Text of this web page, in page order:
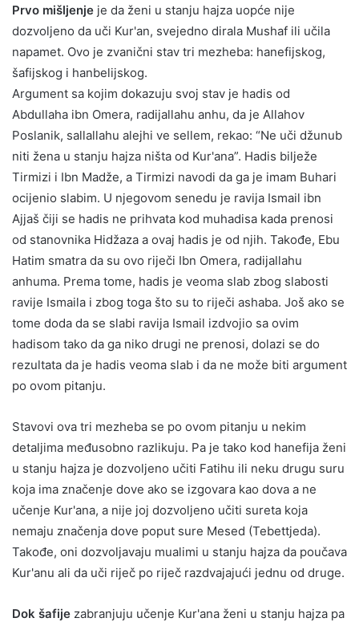
Prvo mišljenje je da ženi u stanju hajza uopće nije
dozvoljeno da uči Kur'an, svejedno dirala Mushaf ili učila
napamet. Ovo je zvanični stav tri mezheba: hanefijskog,
šafijskog i hanbelijskog.
Argument sa kojim dokazuju svoj stav je hadis od
Abdullaha ibn Omera, radijallahu anhu, da je Allahov
Poslanik, sallallahu alejhi ve sellem, rekao: “Ne uči džunub
niti žena u stanju hajza ništa od Kur'ana”. Hadis bilježe
Tirmizi i Ibn Madže, a Tirmizi navodi da ga je imam Buhari
ocijenio slabim. U njegovom senedu je ravija Ismail ibn
Ajjaš čiji se hadis ne prihvata kod muhadisa kada prenosi
od stanovnika Hidžaza a ovaj hadis je od njih. Takođe, Ebu
Hatim smatra da su ovo riječi Ibn Omera, radijallahu
anhuma. Prema tome, hadis je veoma slab zbog slabosti
ravije Ismaila i zbog toga što su to riječi ashaba. Još ako se
tome doda da se slabi ravija Ismail izdvojio sa ovim
hadisom tako da ga niko drugi ne prenosi, dolazi se do
rezultata da je hadis veoma slab i da ne može biti argument
po ovom pitanju.
Stavovi ova tri mezheba se po ovom pitanju u nekim
detaljima međusobno razlikuju. Pa je tako kod hanefija ženi
u stanju hajza je dozvoljeno učiti Fatihu ili neku drugu suru
koja ima značenje dove ako se izgovara kao dova a ne
učenje Kur'ana, a nije joj dozvoljeno učiti sureta koja
nemaju značenja dove poput sure Mesed (Tebettjeda).
Takođe, oni dozvoljavaju mualimi u stanju hajza da poučava
Kur'anu ali da uči riječ po riječ razdvajajući jednu od druge.
Dok šafije zabranjuju učenje Kur'ana ženi u stanju hajza pa